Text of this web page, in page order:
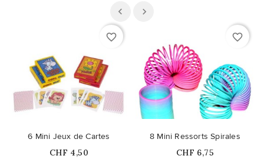
favorite_border
6 Mini Jeux de Cartes
Prix
CHF 4,50
favorite_border
8 Mini Ressorts Spirales
Prix
CHF 6,75